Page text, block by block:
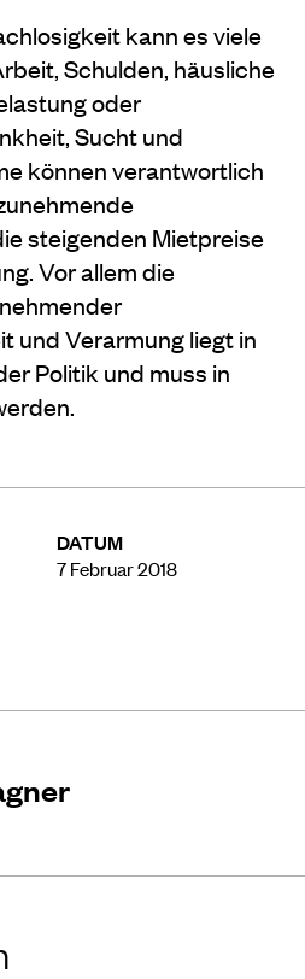
DATUM
7 Februar 2018
kann es viele
Schulden, häusliche
oder
Sucht und
können verantwortlich
steigenden Mietpreise
Vor allem die
und Verarmung liegt in
Politik und muss in